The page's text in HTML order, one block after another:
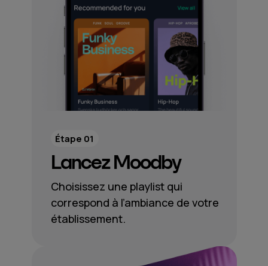
Lancez Moodby
Choisissez une playlist qui
correspond à l’ambiance de votre
établissement.
Étape 01